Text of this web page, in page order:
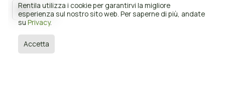
Rentila utilizza i cookie per garantirvi la migliore
esperienza sul nostro sito web. Per saperne di più, andate
su Privacy.
Accetta
Italia 